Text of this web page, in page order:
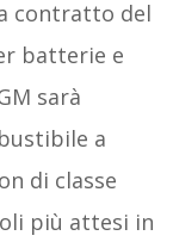
contratto del
batterie e
sarà
a
di classe
più attesi in